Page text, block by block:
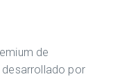
de
por